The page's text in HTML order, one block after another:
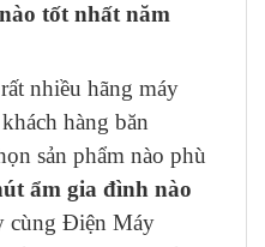
tốt nhất năm
nhiều hãng máy
hàng băn
sản phẩm nào phù
ẩm gia đình nào
cùng Điện Máy